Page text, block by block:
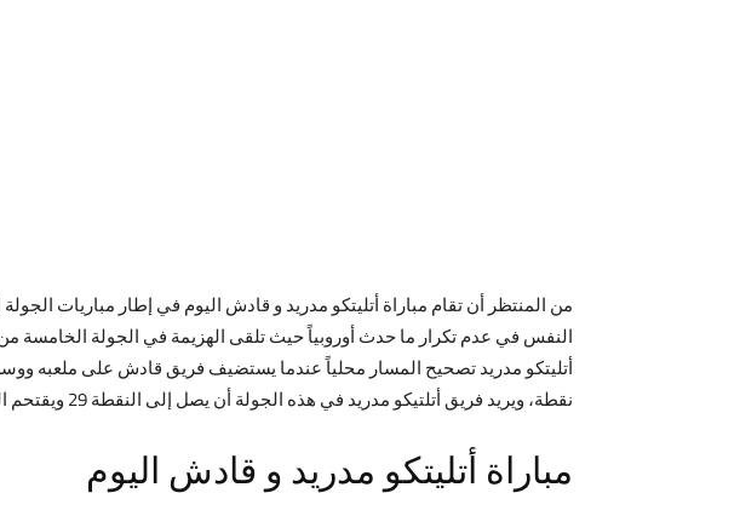
من المنتظر أن تقام مباراة أتليتكو مدريد و قادش اليوم في إطار مباريات
النفس في عدم تكرار ما حدث أوروبياً حيث تلقى الهزيمة في الجولة الخامسة
نقطة، ويريد فريق أتلتيكو مدريد في هذه الجولة أن يصل إلى النقطة 29 ويقتحم المركز الثاني لكي يحافظ على اللقب الذي حمله العام الماضي.
مباراة أتليتكو مدريد و قادش اليوم